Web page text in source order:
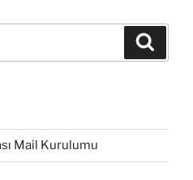
Mail Kurulumu